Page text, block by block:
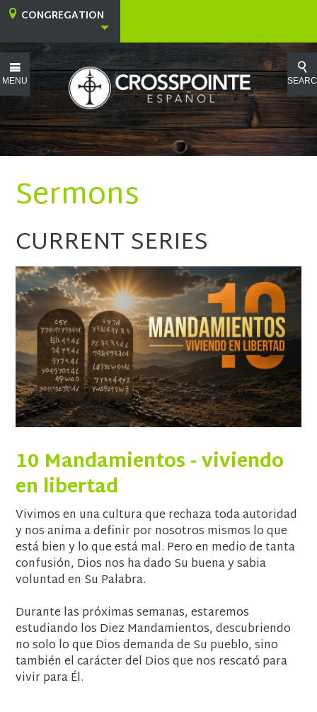
MENU
CONGREGATION
Sermons
CURRENT SERIES
10 Mandamientos - viviendo
en libertad
Vivimos en una cultura que rechaza toda autoridad
y nos anima a definir por nosotros mismos lo que
está bien y lo que está mal. Pero en medio de tanta
confusión, Dios nos ha dado Su buena y sabia
voluntad en Su Palabra.
Durante las próximas semanas, estaremos
estudiando los Diez Mandamientos, descubriendo
no solo lo que Dios demanda de Su pueblo, sino
también el carácter del Dios que nos rescató para
vivir para Él.